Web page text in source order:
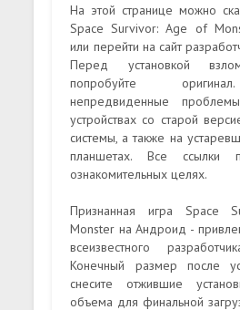
На этой странице можно
Space Survivor: Age of
или перейти на сайт
Перед установкой
попробуйте
непредвиденные
устройствах со старой
системы, а также на
планшетах. Все ссылки
ознакомительных целях.
Признанная игра Space
Monster на Андроид -
всеизвестного
Конечный размер после
снесите отжившие
объема для финальной